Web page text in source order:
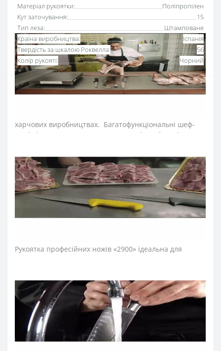
Матеріал рукоятки:
Поліпропілен
Кут заточування:
15
Тип леза:
Штамповане
Країна виробництва:
Іспанія
Твердість за шкалою Роквелла:
56
Колір рукояті:
Чорний
Ніж поварський250 мм Аркос серії «2900» з
харчових виробництвах. Багатофункціональні шеф-
ножі підходять для шаткування овочів та фруктів,
Лезо поварського ножа виготовили з ексклюзивної
нержавіючої сталі NITRUM, що має надвисоку ріжучу
здатність, підвищену твердість та корозостійкість. У
результаті лезо ножа шеф-повара довго не
затуплюється, не ржавіє, тому виріб має довгий термін
служби, забезпечуючи економічну ефективність
Рукоятка професійних ножів «2900» ідеальна для
рукоятки не перевантажує кисть руки впродовж
тривалої роботи. Рукоятку виготовили з
антиковзкого поліпропілену, що стійкий до кислот,
хлору, миючих засобів та високих температур.
Антиковзкий виступ, розміщений на кінці рукоятки
ножа серії «2900», не дозволяє руці повара зісковзнути
та сприяє безпечності його використання. Рукоятка